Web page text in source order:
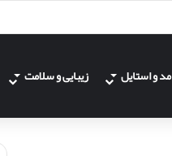
مد و استایل زیبایی و سلامت